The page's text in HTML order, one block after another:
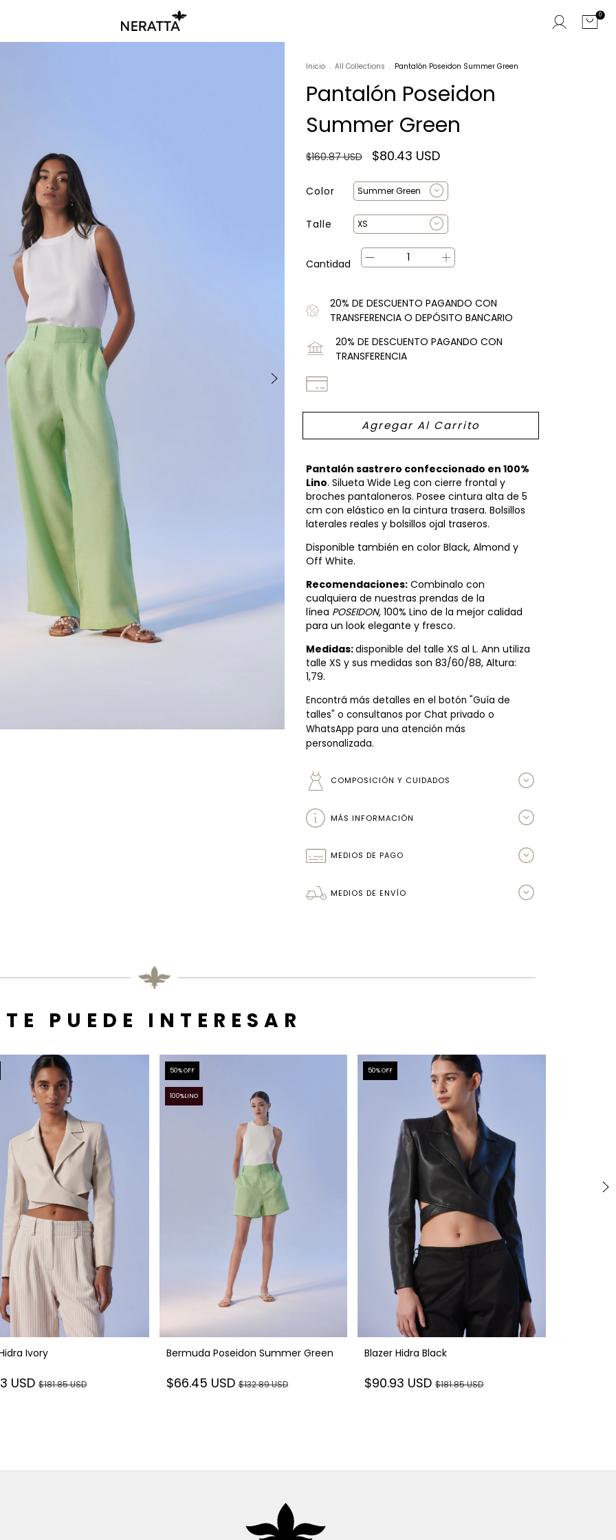
0
Inicio . All Collections . Pantalón Poseidon Summer Green
Pantalón Poseidon
Summer Green
$160.87 USD $80.43 USD
Color
Talle
Cantidad
20% DE DESCUENTO PAGANDO CON
TRANSFERENCIA O DEPÓSITO BANCARIO
20% DE DESCUENTO PAGANDO CON
TRANSFERENCIA
Pantalón sastrero confeccionado en 100%
Lino. Silueta Wide Leg con cierre frontal y
broches pantaloneros. Posee cintura alta de 5
cm con elástico en la cintura trasera. Bolsillos
laterales reales y bolsillos ojal traseros.
Disponible también en color Black, Almond y
Off White.
Recomendaciones: Combinalo con
cualquiera de nuestras prendas de la
línea POSEIDON, 100% Lino de la mejor calidad
para un look elegante y fresco.
Medidas:disponible del talle XS al L. Ann utiliza
talle XS y sus medidas son 83/60/88, Altura:
1,79.
Encontrá más detalles en el botón "Guía de
talles" o consultanos por Chat privado o
WhatsApp para una atención más
personalizada.
COMPOSICIÓN Y CUIDADOS
MÁS INFORMACIÓN
MEDIOS DE PAGO
MEDIOS DE ENVÍO
TE PUEDE INTERESAR
Ivory
USD$181.85 USD
50% OFF
100%LINO
Bermuda Poseidon Summer Green
$66.45 USD$132.89 USD
50% OFF
Blazer Hidra Black
$90.93 USD$181.85 USD